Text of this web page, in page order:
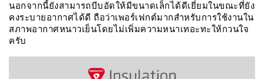
นอกจากนี้ยังสามารถบีบอัดให้มีขนาดเล็กได้ดีเยี่ยมในขณะที่ยัง
คงระบายอากาศได้ดี ถือว่าเพอร์เฟกต์มากสำหรับการใช้งานใน
สภาพอากาศหนาวเย็นโดยไม่เพิ่มความหนาเทอะทะให้กวนใจ
ครับ